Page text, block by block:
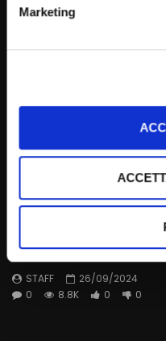
Marketing
0
13.2K
Festa dei lettori 2024
STAFF
26/09/2024
0
8.8K 0 0